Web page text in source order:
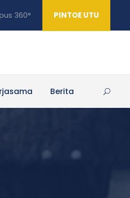
360° PINTOE UTU
Berita